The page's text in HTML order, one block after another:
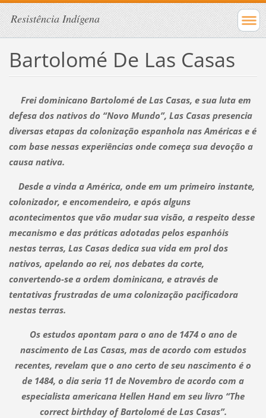
Resistência Indígena
Bartolomé De Las Casas
Frei dominicano Bartolomé de Las Casas, e sua luta em
defesa dos nativos do “Novo Mundo”, Las Casas presencia
diversas etapas da colonização espanhola nas Américas e é
com base nessas experiências onde começa sua devoção a
causa nativa.
Desde a vinda a América, onde em um primeiro instante,
colonizador, e encomendeiro, e após alguns
acontecimentos que vão mudar sua visão, a respeito desse
mecanismo e das práticas adotadas pelos espanhóis
nestas terras, Las Casas dedica sua vida em prol dos
nativos, apelando ao rei, nos debates da corte,
convertendo-se a ordem dominicana, e através de
tentativas frustradas de uma colonização pacificadora
nestas terras.
Os estudos apontam para o ano de 1474 o ano de
nascimento de Las Casas, mas de acordo com estudos
recentes, revelam que o ano certo de seu nascimento é o
de 1484, o dia seria 11 de Novembro de acordo com a
especialista americana Hellen Hand em seu livro “The
correct birthday of Bartolomé de Las Casas”.